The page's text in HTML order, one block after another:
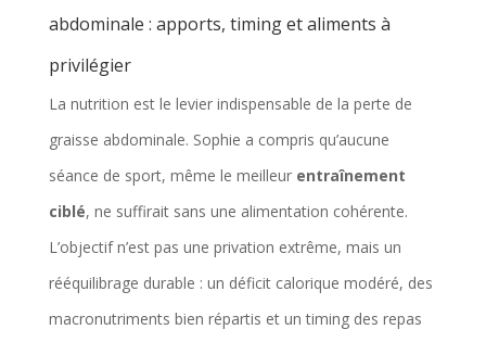
abdominale : apports, timing et aliments à
privilégier
La nutrition est le levier indispensable de la perte de
graisse abdominale. Sophie a compris qu’aucune
séance de sport, même le meilleur entraînement
ciblé, ne suffirait sans une alimentation cohérente.
L’objectif n’est pas une privation extrême, mais un
rééquilibrage durable : un déficit calorique modéré, des
macronutriments bien répartis et un timing des repas